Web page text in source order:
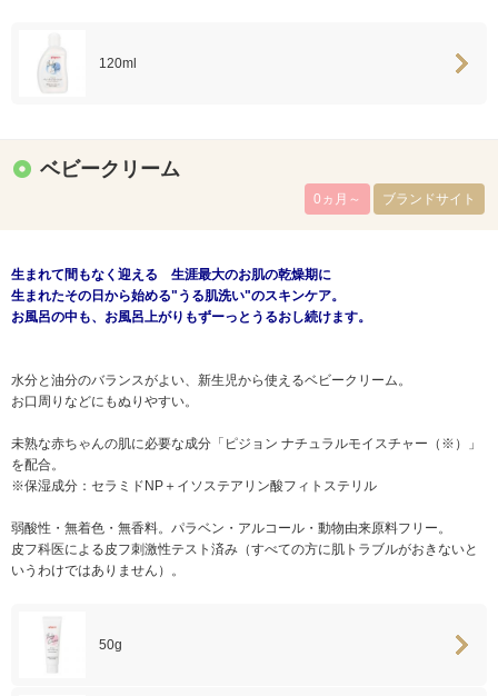
120ml
ベビークリーム
0ヵ月～ ブランドサイト
生まれて間もなく迎える 生涯最大のお肌の乾燥期に
生まれたその日から始める"うる肌洗い"のスキンケア。
お風呂の中も、お風呂上がりもずーっとうるおし続けます。
水分と油分のバランスがよい、新生児から使えるベビークリーム。
お口周りなどにもぬりやすい。
未熟な赤ちゃんの肌に必要な成分「ピジョン ナチュラルモイスチャー（※）」
を配合。
※保湿成分：セラミドNP＋イソステアリン酸フィトステリル
弱酸性・無着色・無香料。パラベン・アルコール・動物由来原料フリー。
皮フ科医による皮フ刺激性テスト済み（すべての方に肌トラブルがおきないと
いうわけではありません）。
50g